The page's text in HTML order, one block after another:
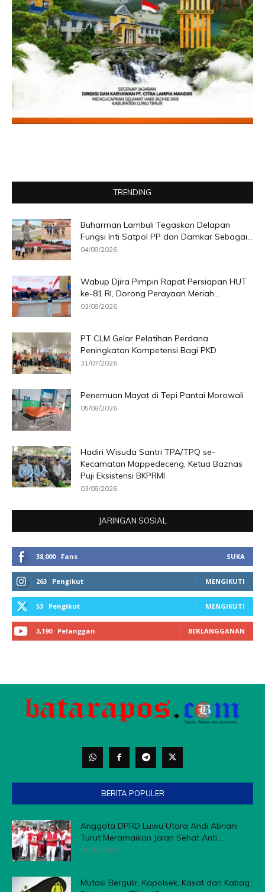
TRENDING
Buharman Lambuli Tegaskan Delapan
Fungsi Inti Satpol PP dan Damkar Sebagai...
04/08/2026
Wabup Djira Pimpin Rapat Persiapan HUT
ke-81 RI, Dorong Perayaan Meriah...
03/08/2026
PT CLM Gelar Pelatihan Perdana
Peningkatan Kompetensi Bagi PKD
31/07/2026
Penemuan Mayat di Tepi Pantai Morowali
05/08/2026
Hadiri Wisuda Santri TPA/TPQ se-
Kecamatan Mappedeceng, Ketua Baznas
Puji Eksistensi BKPRMI
03/08/2026
JARINGAN SOSIAL
38,000 Fans SUKA
263 Pengikut MENGIKUTI
53 Pengikut MENGIKUTI
3,190 Pelanggan BERLANGGANAN
BERITA POPULER
Anggota DPRD Luwu Utara Andi Abriani
Turut Meramaikan Jalan Sehat Anti...
04/08/2026
Mutasi Bergulir, Kapolsek, Kasat dan Kabag